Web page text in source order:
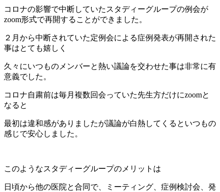
コロナの影響で中断していたスタディーグループの例会が
zoom形式で再開することができました。
２月から中断されていた定例会による症例発表が再開された
事はとても嬉しく
久々にいつものメンバーと熱い議論を交わせた事は非常に有
意義でした。
コロナ自粛前は毎月複数回会っていた先生方だけにzoomと
なると
最初は違和感がありましたが議論が白熱してくるといつもの
感じで安心しました。
このようなスタディーグループのメリットは
日頃から他の医院と合同で、ミーティング、症例検討会、発